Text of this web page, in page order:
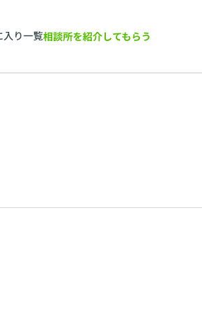
入り一覧相談所を紹介してもらう